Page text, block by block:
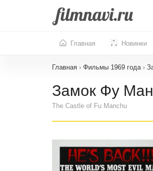
Главная Новинки
Главная › Фильмы 1969 года ›
Замок Фу
The Castle of Fu Manchu